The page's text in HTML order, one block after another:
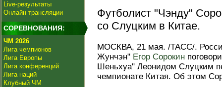
Live-результаты
Онлайн трансляции
СОРЕВНОВАНИЯ:
ЧМ 2026
Лига чемпионов
Лига Европы
Лига конференций
Лига наций
Клубный ЧМ
Футболист "Чэнду"
со Слуцким в Китае.
МОСКВА, 21 мая. /ТАСС/.
Жунчэн" Егор Сорокин
Шеньхуа" Леонидом Слуцким
чемпионате Китая. Об этом